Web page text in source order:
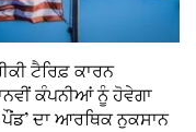
ਟੈਰਿਫ਼ ਕਾਰਨ
ਕੰਪਨੀਆਂ ਨੂੰ ਹੋਵੇਗਾ
ਪੌਂਡ’ ਦਾ ਆਰਥਿਕ ਨੁਕਸਾਨ